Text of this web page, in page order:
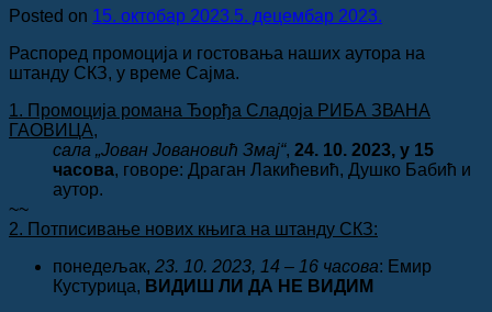
Posted on 15. октобар 2023.5. децембар 2023.
Распоред промоција и гостовања наших аутора на
штанду СКЗ, у време Сајма.
1. Промоција романа Ђорђа Сладоја РИБА ЗВАНА
ГАОВИЦА,
сала „Јован Јовановић Змај“, 24. 10. 2023, у 15
часова, говоре: Драган Лакићевић, Душко Бабић и
аутор.
~~
2. Потписивање нових књига на штанду СКЗ:
понедељак, 23. 10. 2023, 14 – 16 часова: Емир
Кустурица, ВИДИШ ЛИ ДА НЕ ВИДИМ